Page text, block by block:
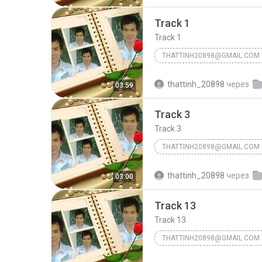
03:59
Track 1
Track 1
THATTINH20898@GMAIL.COM
thattinh_20898 через
03:00
Track 3
Track 3
THATTINH20898@GMAIL.COM
thattinh_20898 через
Track 13
Track 13
THATTINH20898@GMAIL.COM